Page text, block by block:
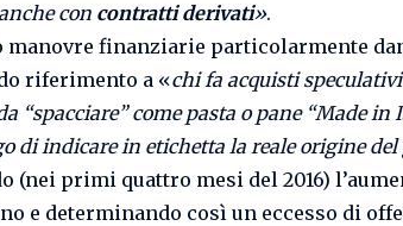
con contratti derivati».
manovre finanziarie particolarmente
riferimento a «chi fa acquisti
“spacciare” come pasta o pane “Made in
di indicare in etichetta la reale origine del
(nei primi quattro mesi del 2016)
e determinando così un eccesso di